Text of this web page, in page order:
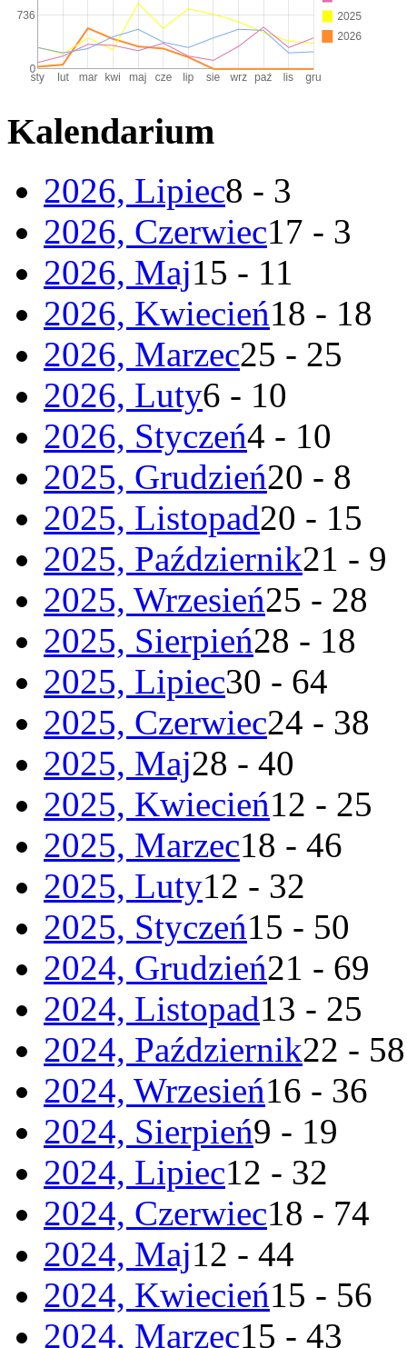
Kalendarium
2026, Lipiec8 - 3
2026, Czerwiec17 - 3
2026, Maj15 - 11
2026, Kwiecień18 - 18
2026, Marzec25 - 25
2026, Luty6 - 10
2026, Styczeń4 - 10
2025, Grudzień20 - 8
2025, Listopad20 - 15
2025, Październik21 - 9
2025, Wrzesień25 - 28
2025, Sierpień28 - 18
2025, Lipiec30 - 64
2025, Czerwiec24 - 38
2025, Maj28 - 40
2025, Kwiecień12 - 25
2025, Marzec18 - 46
2025, Luty12 - 32
2025, Styczeń15 - 50
2024, Grudzień21 - 69
2024, Listopad13 - 25
2024, Październik22 - 58
2024, Wrzesień16 - 36
2024, Sierpień9 - 19
2024, Lipiec12 - 32
2024, Czerwiec18 - 74
2024, Maj12 - 44
2024, Kwiecień15 - 56
2024, Marzec15 - 43